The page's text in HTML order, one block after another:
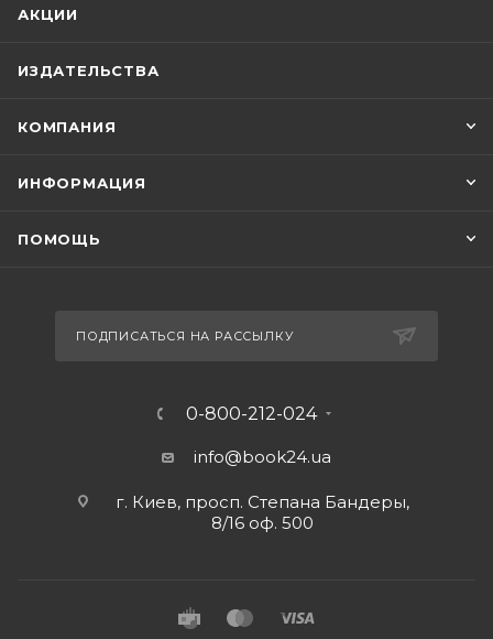
АКЦИИ
ИЗДАТЕЛЬСТВА
КОМПАНИЯ
ИНФОРМАЦИЯ
ПОМОЩЬ
ПОДПИСАТЬСЯ НА РАССЫЛКУ
0-800-212-024
info@book24.ua
г. Киев, просп. Степана Бандеры,
8/16 оф. 500